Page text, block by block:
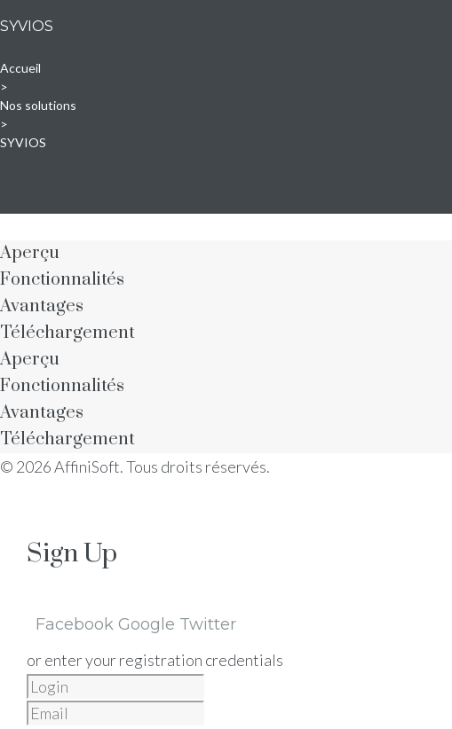
SYVIOS
Accueil
>
Nos solutions
>
SYVIOS
SYVIOS
Aperçu
Fonctionnalités
Avantages
Téléchargement
Aperçu
Fonctionnalités
Avantages
Téléchargement
© 2026 AffiniSoft. Tous droits réservés.
Sign Up
Facebook Google Twitter
or enter your registration credentials